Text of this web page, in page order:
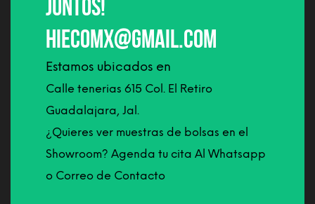
hiecomx@gmail.com
Estamos ubicados en
Calle tenerias 615 Col. El Retiro
Guadalajara, Jal.
¿Quieres ver muestras de bolsas en el
Showroom? Agenda tu cita Al Whatsapp
o Correo de Contacto